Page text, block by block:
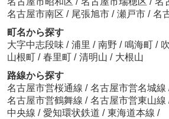
名古屋市南区 / 尾張旭市 / 瀬戸市 / 名
町名から探す
大字中志段味 / 浦里 / 南野 / 鳴海町 /
山根町 / 春里町 / 清明山 / 大根山
路線から探す
名古屋市営桜通線 / 名古屋市営名城線
名古屋市営鶴舞線 / 名古屋市営東山線
中央線 / 愛知環状鉄道 / 東海道本線 /